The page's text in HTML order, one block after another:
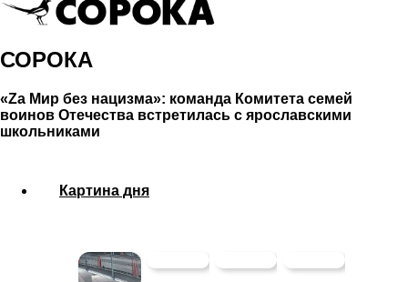
СОРОКА
«Zа Мир без нацизма»: команда Комитета семей
воинов Отечества встретилась с ярославскими
школьниками
Картина дня